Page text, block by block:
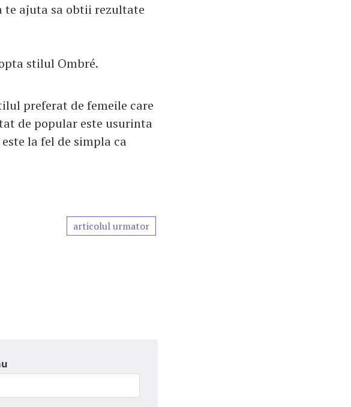
te ajuta sa obtii rezultate
stilul Ombré.
preferat de femeile care
de popular este usurinta
la fel de simpla ca
articolul urmator